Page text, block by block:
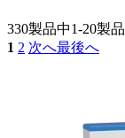
330製品中1-20製品
1 2 次へ最後へ